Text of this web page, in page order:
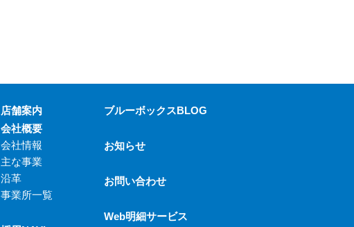
店舗案内
会社概要
会社情報
主な事業
沿革
事業所一覧
ブルーボックスBLOG
お知らせ
お問い合わせ
Web明細サービス